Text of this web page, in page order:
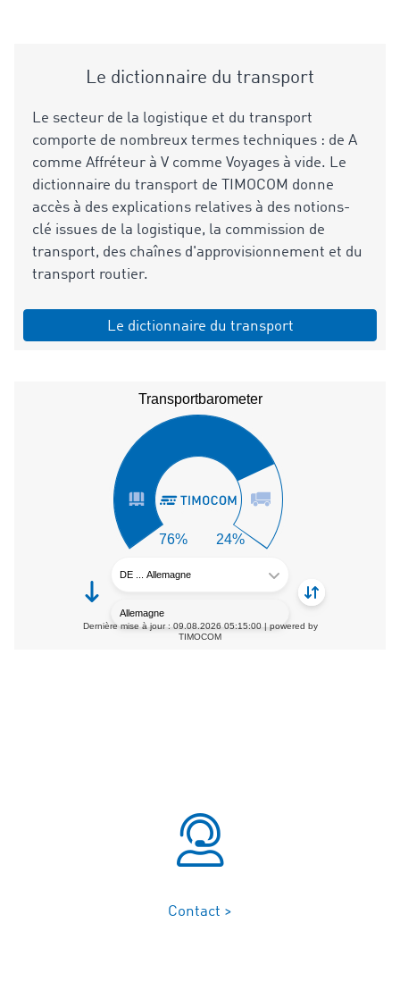
Le dictionnaire du transport
Le secteur de la logistique et du transport
comporte de nombreux termes techniques : de A
comme Affréteur à V comme Voyages à vide. Le
dictionnaire du transport de TIMOCOM donne
accès à des explications relatives à des notions-
clé issues de la logistique, la commission de
transport, des chaînes d'approvisionnement et du
transport routier.
Le dictionnaire du transport
Contact >